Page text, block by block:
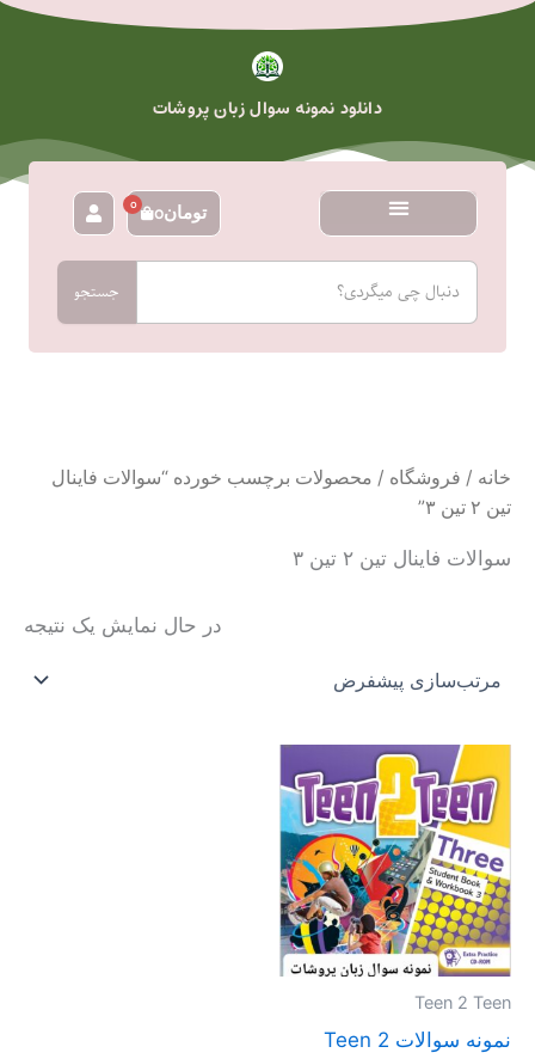
پرش
دانلود نمونه سوال زبان پروشات
تومان0
0سبد
خرید
جستجو
جستجو
خانه / فروشگاه / محصولات برچسب خورده “سوالات فاینال
تین ۲ تین ۳”
سوالات فاینال تین ۲ تین ۳
در حال نمایش یک نتیجه
Teen 2 Teen
نمونه سوالات Teen 2
محدوده
قیمت:
تومان20.000
تا
تومان30.000
محصول
دارای
انواع
مختلفی
می
باشد.
ها